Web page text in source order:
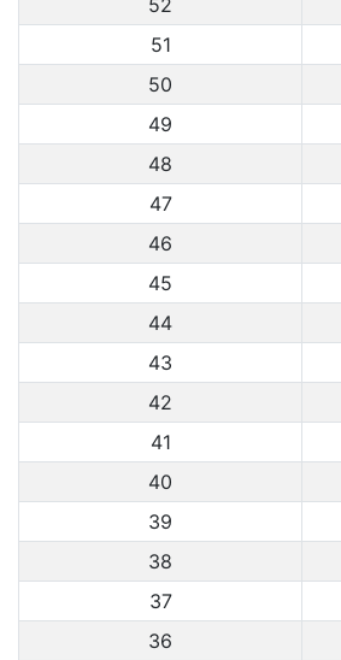
51
50
49
48
47
46
45
44
43
42
41
40
39
38
37
36